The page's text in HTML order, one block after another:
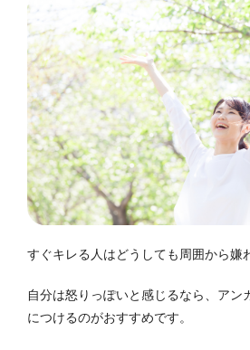
すぐキレる人はどうしても周囲から嫌
自分は怒りっぽいと感じるなら、アン
につけるのがおすすめです。